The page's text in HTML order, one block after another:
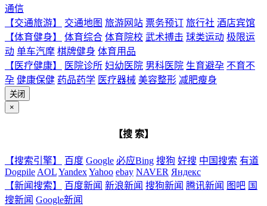
通信
【交通旅游】
交通地图 旅游网站 票务预订 旅行社 酒店宾馆
【体育健身】
体育综合 体育院校 武术搏击 球类运动 极限运
动 单车汽摩 棋牌健身 体育用品
【医疗健康】
医院诊所 妇幼医院 男科医院 生育避孕 不育不
孕 健康保健 药品药学 医疗器械 美容整形 减肥瘦身
关闭
×
【搜 索】
【搜索引擎】 百度 Google 必应Bing 搜狗 好搜 中国搜索 有道
Dogpile AOLYandexYahoo ebay NAVER Яндекс
【新闻搜索】
百度新闻 新浪新闻 搜狗新闻 腾讯新闻 图吧 国
搜新闻 Google新闻